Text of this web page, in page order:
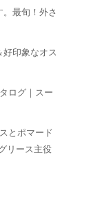
。最旬！外さ
好印象なオス
ログ｜スー
とポマード
リース主役